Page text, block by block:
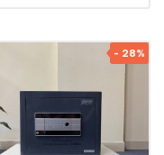
- 28%